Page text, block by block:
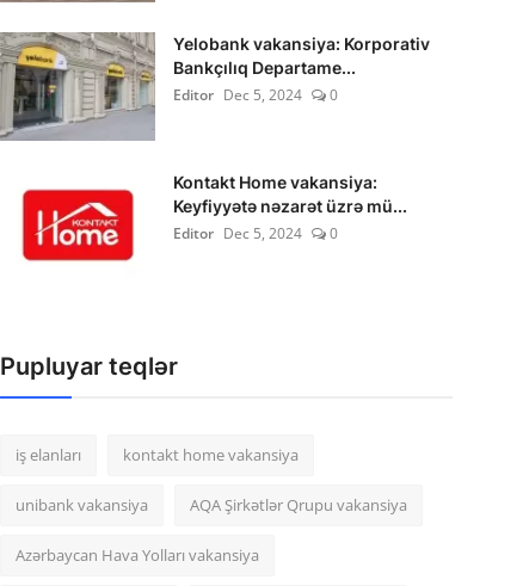
Yelobank vakansiya: Korporativ
Bankçılıq Departame...
Editor Dec 5, 2024 0
Kontakt Home vakansiya:
Keyfiyyətə nəzarət üzrə mü...
Editor Dec 5, 2024 0
Pupluyar teqlər
iş elanları kontakt home vakansiya
unibank vakansiya AQA Şirkətlər Qrupu vakansiya
Azərbaycan Hava Yolları vakansiya